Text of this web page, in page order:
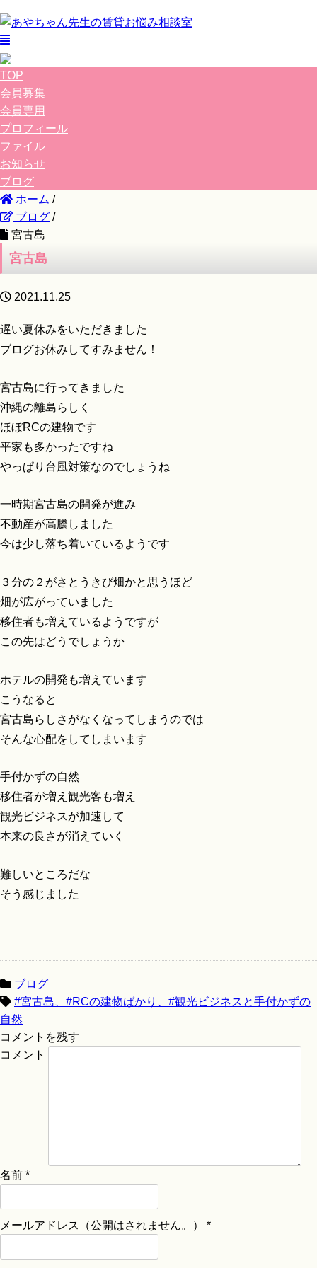
TOP
会員募集
会員専用
プロフィール
ファイル
お知らせ
ブログ
ホーム /
ブログ /
宮古島
宮古島
2021.11.25
遅い夏休みをいただきました
ブログお休みしてすみません！
宮古島に行ってきました
沖縄の離島らしく
ほぼRCの建物です
平家も多かったですね
やっぱり台風対策なのでしょうね
一時期宮古島の開発が進み
不動産が高騰しました
今は少し落ち着いているようです
３分の２がさとうきび畑かと思うほど
畑が広がっていました
移住者も増えているようですが
この先はどうでしょうか
ホテルの開発も増えています
こうなると
宮古島らしさがなくなってしまうのでは
そんな心配をしてしまいます
手付かずの自然
移住者が増え観光客も増え
観光ビジネスが加速して
本来の良さが消えていく
難しいところだな
そう感じました
ブログ
#宮古島、#RCの建物ばかり、#観光ビジネスと手付かずの
自然
コメントを残す
コメント
名前 *
メールアドレス（公開はされません。） *